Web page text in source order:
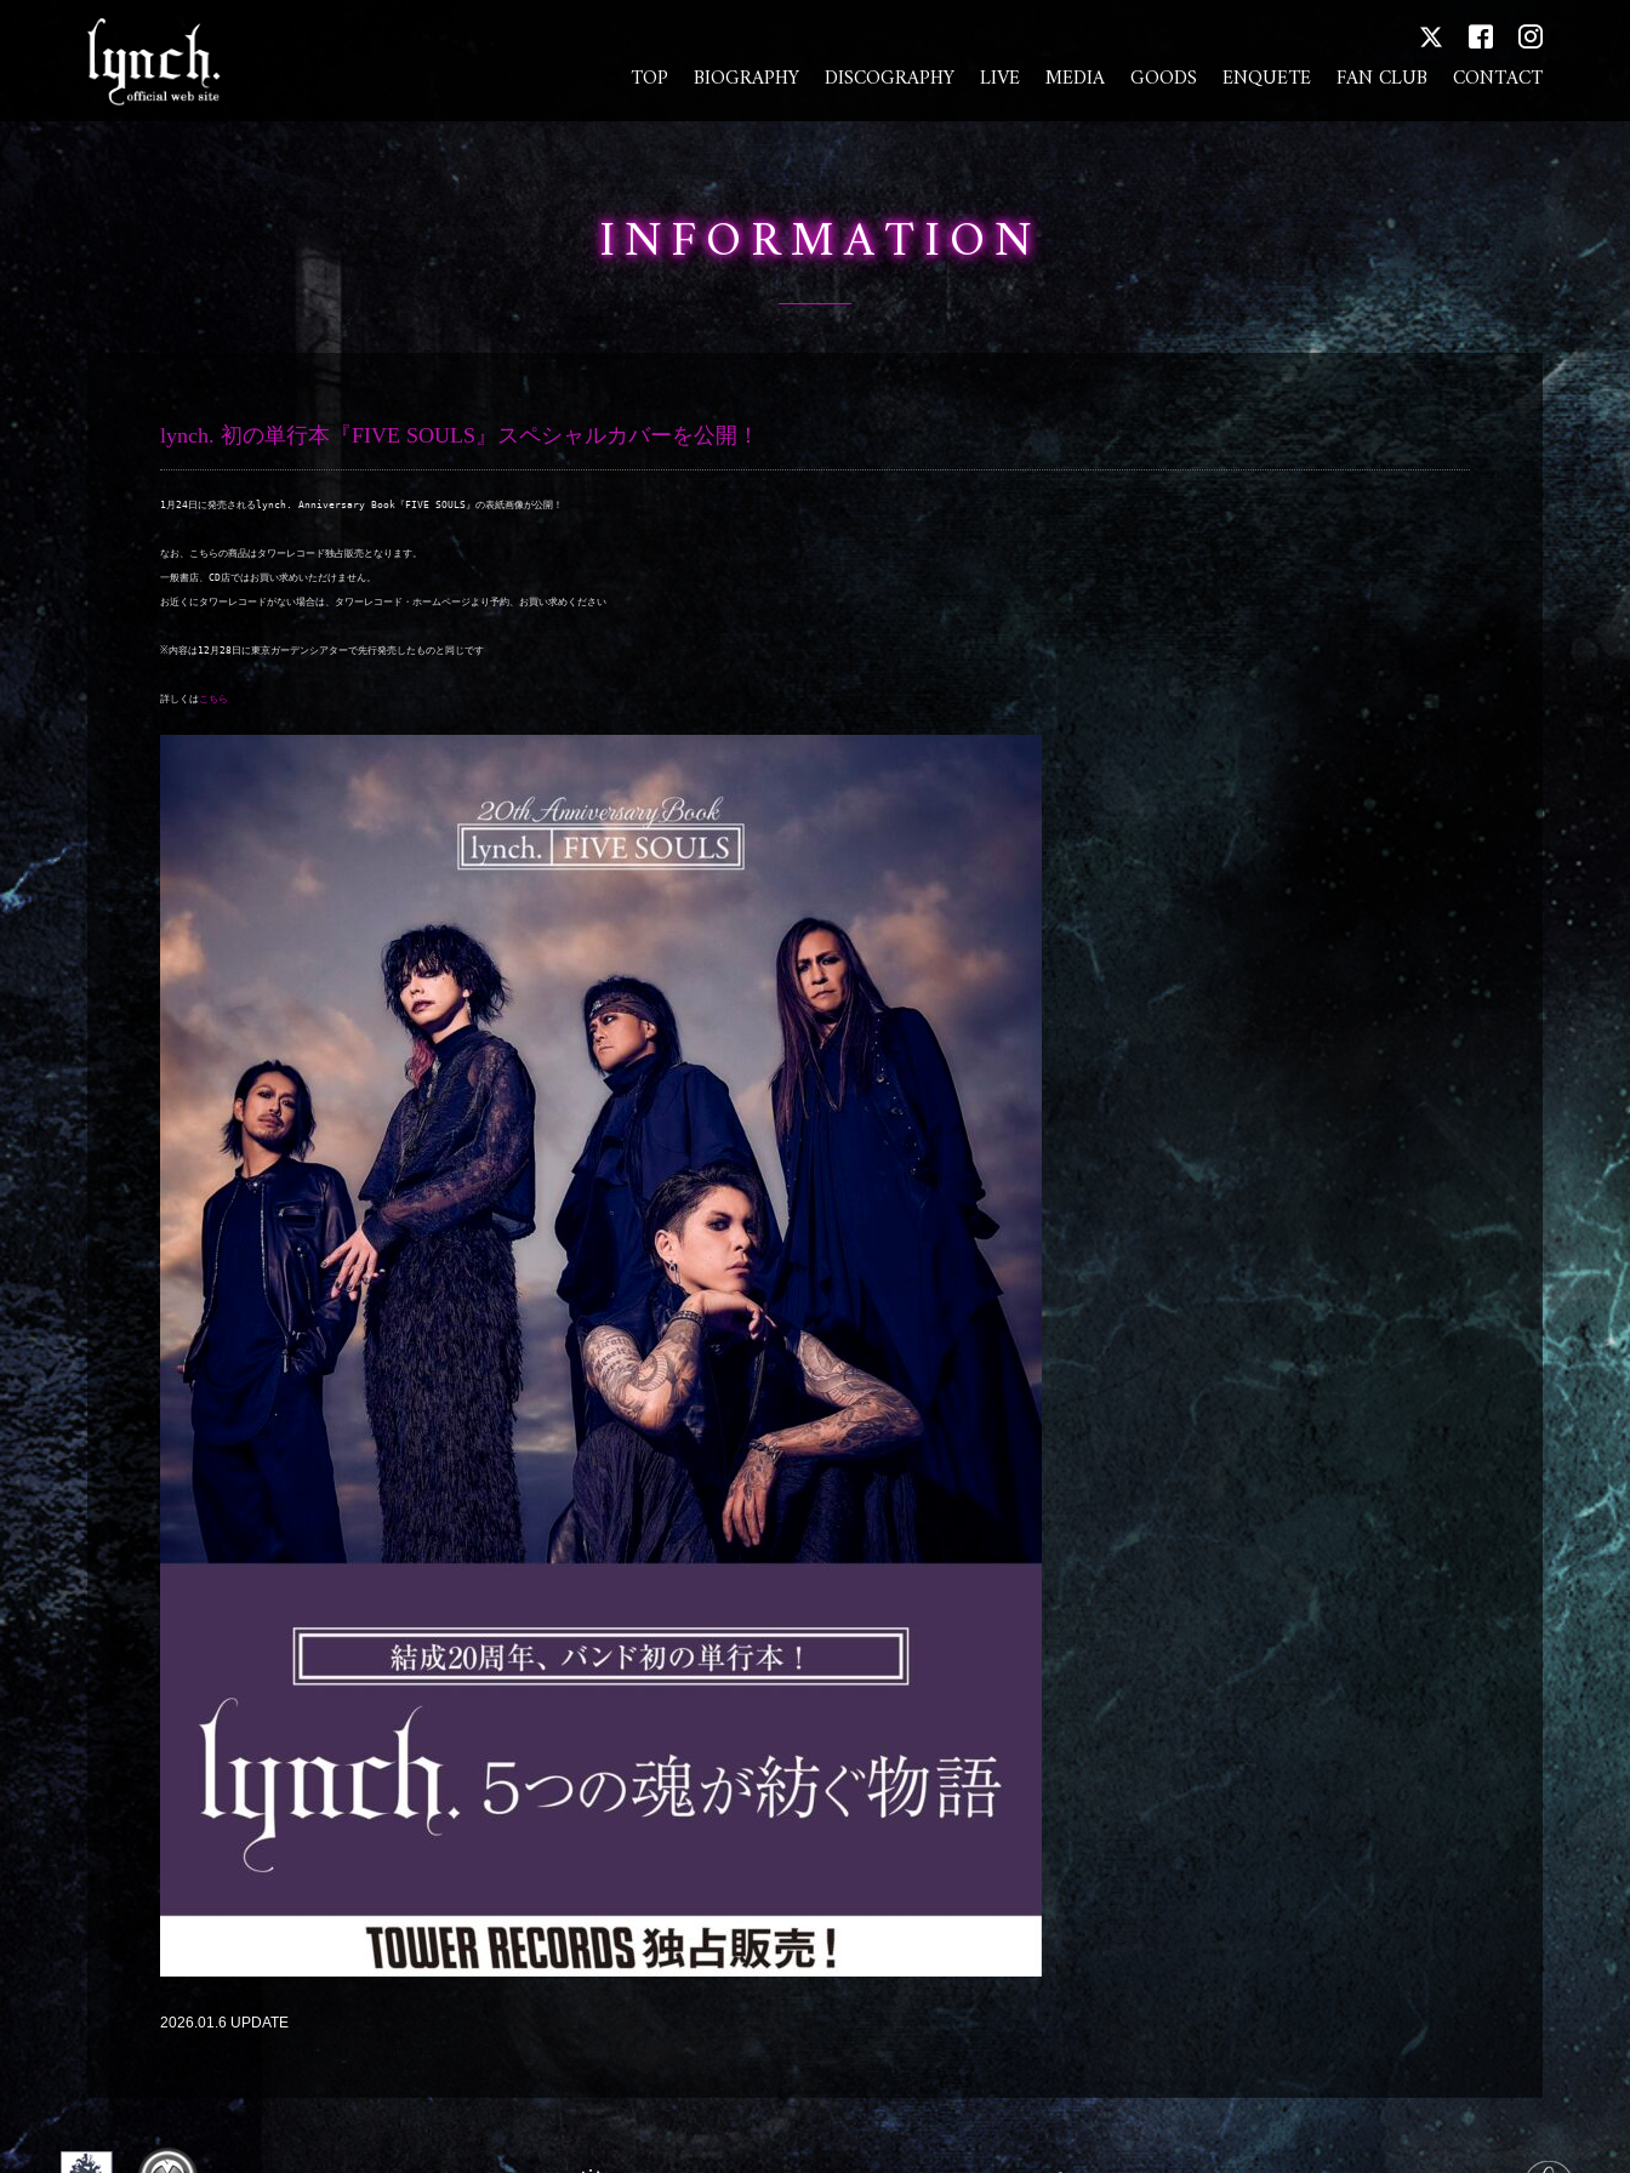
TOP BIOGRAPHY DISCOGRAPHY LIVE MEDIA GOODS ENQUETE FAN CLUB CONTACT
INFORMATION
lynch. 初の単行本『FIVE SOULS』スペシャルカバーを公開！
1月24日に発売されるlynch. Anniversary Book『FIVE SOULS』の表紙画像が公開！
なお、こちらの商品はタワーレコード独占販売となります。
一般書店、CD店ではお買い求めいただけません。
お近くにタワーレコードがない場合は、タワーレコード・ホームページより予約、お買い求めください
※内容は12月28日に東京ガーデンシアターで先行発売したものと同じです
詳しくは こちら
2026.01.6 UPDATE